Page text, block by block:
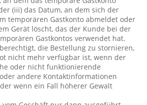
(iii) das Datum, an dem sich der
temporären Gastkonto abmeldet oder
Gerät löscht, das der Kunde bei der
Gastkontos verwendet hat.
die Bestellung zu stornieren,
nicht mehr verfügbar ist, wenn der
oder nicht funktionierende
andere Kontaktinformationen
wenn ein Fall höherer Gewalt